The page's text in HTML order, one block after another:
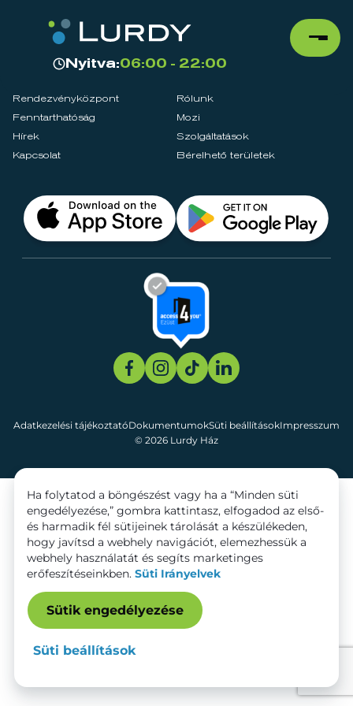
Nyitva:06:00 - 22:00
Rendezvényközpont
Rólunk
Fenntarthatóság
Mozi
Hírek
Szolgáltatások
Kapcsolat
Bérelhető területek
© 2026 Lurdy Ház
Adatkezelési tájékoztatóDokumentumokSüti beállításokImpresszum
Ha folytatod a böngészést vagy ha a “Minden süti
engedélyezése,” gombra kattintasz, elfogadod az első-
és harmadik fél sütijeinek tárolását a készülékeden,
hogy javítsd a webhely navigációt, elemezhessük a
webhely használatát és segíts marketinges
erőfeszítéseinkben. Süti Irányelvek
Sütik engedélyezése
Süti beállítások